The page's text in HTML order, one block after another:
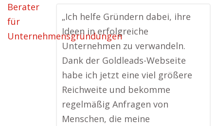
„Ich helfe Gründern dabei, ihre
Ideen in erfolgreiche
Unternehmen zu verwandeln.
Dank der Goldleads-Webseite
habe ich jetzt eine viel größere
Reichweite und bekomme
regelmäßig Anfragen von
Menschen, die meine